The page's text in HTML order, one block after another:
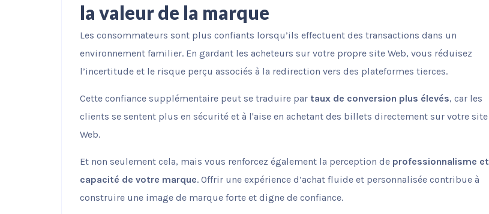
la valeur de la marque
Les consommateurs sont plus confiants lorsqu’ils effectuent des transactions dans un
environnement familier. En gardant les acheteurs sur votre propre site Web, vous réduisez
l’incertitude et le risque perçu associés à la redirection vers des plateformes tierces.
Cette confiance supplémentaire peut se traduire par taux de conversion plus élevés, car les
clients se sentent plus en sécurité et à l'aise en achetant des billets directement sur votre site
Web.
Et non seulement cela, mais vous renforcez également la perception de professionnalisme et
capacité de votre marque. Offrir une expérience d’achat fluide et personnalisée contribue à
construire une image de marque forte et digne de confiance.